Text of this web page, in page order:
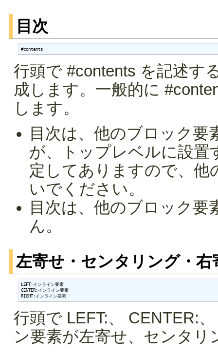
目次
#contents
行頭で #contents を記述す
成します。一般的に
します。
目次は、他のブロック
が、トップレベルに設置
定してありますので、他
いでください。
目次は、他のブロック
ん。
左寄せ・センタリング・右
LEFT:インライン要素
CENTER:インライン要素
RIGHT:インライン要素
行頭で LEFT:、 CENTER:
ン要素が左寄せ、センタ